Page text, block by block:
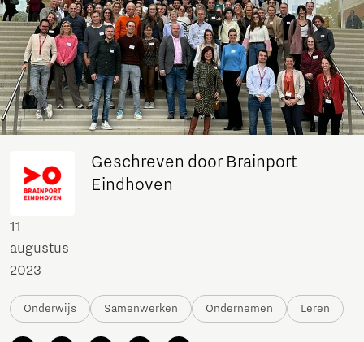
Geschreven door Brainport
Eindhoven
11
augustus
2023
Onderwijs Samenwerken Ondernemen Leren